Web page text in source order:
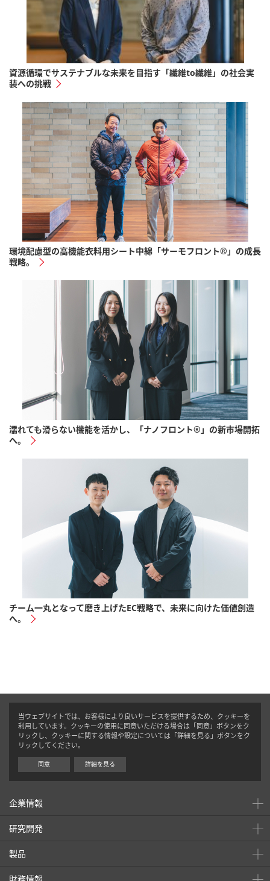
資源循環でサステナブルな未来を目指す「繊維to繊維」の社会実
装への挑戦
環境配慮型の高機能衣料用シート中綿「サーモフロント®」の成長
戦略。
濡れても滑らない機能を活かし、「ナノフロント®」の新市場開拓
へ。
チーム一丸となって磨き上げたEC戦略で、未来に向けた価値創造
へ。
当ウェブサイトでは、お客様により良いサービスを提供するため、クッキーを
利用しています。クッキーの使用に同意いただける場合は「同意」ボタンをク
リックし、クッキーに関する情報や設定については「詳細を見る」ボタンをク
リックしてください。
同意 詳細を見る
企業情報
研究開発
製品